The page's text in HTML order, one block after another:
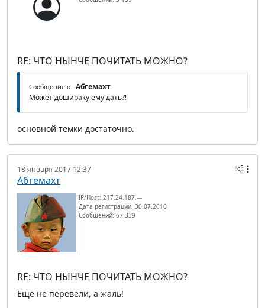
RE: ЧТО НЫНЧЕ ПОЧИТАТЬ МОЖНО?
Сообщение от Абгемахт
Может дошираку ему дать?!
основной темки достаточно.
18 января 2017 12:37
Абгемахт
IP/Host: 217.24.187.---
Дата регистрации: 30.07.2010
Сообщений: 67 339
RE: ЧТО НЫНЧЕ ПОЧИТАТЬ МОЖНО?
Еще не перевели, а жаль!